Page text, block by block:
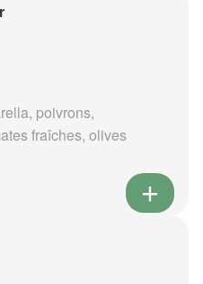
poivrons,
fraîches, olives